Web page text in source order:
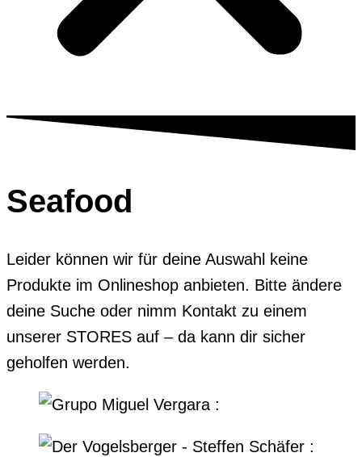
Seafood
Leider können wir für deine Auswahl keine
Produkte im Onlineshop anbieten. Bitte ändere
deine Suche oder nimm Kontakt zu einem
unserer STORES auf – da kann dir sicher
geholfen werden.